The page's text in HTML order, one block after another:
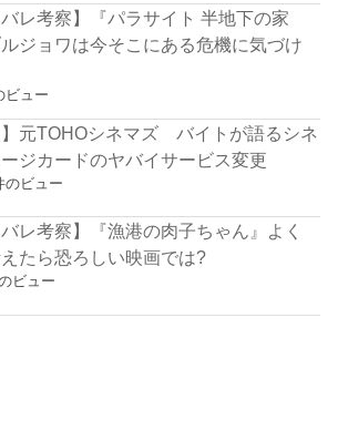
バレ考察】『パラサイト 半地下の家
ジョワは今そこにある危機に気づけ
ビュー
】元TOHOシネマズ バイトが語るシネ
ジカードのヤバイサービス変更
のビュー
バレ考察】『漁港の肉子ちゃん』よく
たら恐ろしい映画では?
ビュー